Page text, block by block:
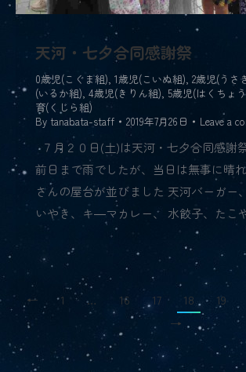
天河・七夕合同感謝祭
0歳児(こぐま組), 1歳児(こいぬ組), 2歳児(うさ
(いるか組), 4歳児(きりん組), 5歳児(はくちょ
育(くじら組)
By tanabata-staff 2019年7月26日 Leave a
７月２０日(土)は天河・七夕合同感謝
前日まで雨でしたが、当日は無事に晴
さんの屋台が並びました 天河バーガー
いやき、キ―マカレー、 水餃子、たこ
← 1 … 16 17 18 19
→